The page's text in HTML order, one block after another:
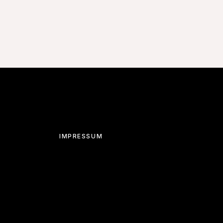
IMPRESSUM